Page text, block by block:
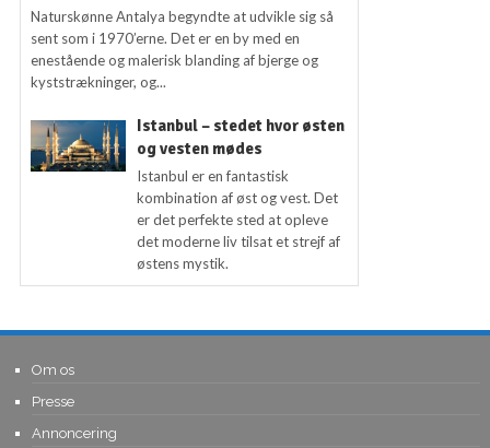
Naturskønne Antalya begyndte at udvikle sig så
sent som i 1970’erne. Det er en by med en
enestående og malerisk blanding af bjerge og
kyststrækninger, og...
Istanbul – stedet hvor østen
og vesten mødes
Istanbul er en fantastisk
kombination af øst og vest. Det
er det perfekte sted at opleve
det moderne liv tilsat et strejf af
østens mystik.
Om os
Presse
Annoncering